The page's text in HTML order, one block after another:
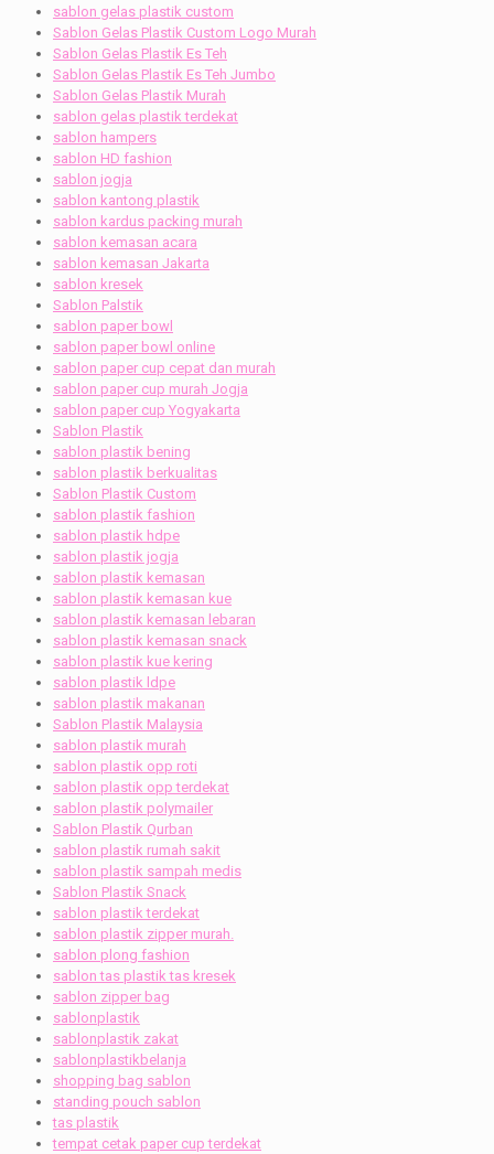
sablon gelas plastik custom
Sablon Gelas Plastik Custom Logo Murah
Sablon Gelas Plastik Es Teh
Sablon Gelas Plastik Es Teh Jumbo
Sablon Gelas Plastik Murah
sablon gelas plastik terdekat
sablon hampers
sablon HD fashion
sablon jogja
sablon kantong plastik
sablon kardus packing murah
sablon kemasan acara
sablon kemasan Jakarta
sablon kresek
Sablon Palstik
sablon paper bowl
sablon paper bowl online
sablon paper cup cepat dan murah
sablon paper cup murah Jogja
sablon paper cup Yogyakarta
Sablon Plastik
sablon plastik bening
sablon plastik berkualitas
Sablon Plastik Custom
sablon plastik fashion
sablon plastik hdpe
sablon plastik jogja
sablon plastik kemasan
sablon plastik kemasan kue
sablon plastik kemasan lebaran
sablon plastik kemasan snack
sablon plastik kue kering
sablon plastik ldpe
sablon plastik makanan
Sablon Plastik Malaysia
sablon plastik murah
sablon plastik opp roti
sablon plastik opp terdekat
sablon plastik polymailer
Sablon Plastik Qurban
sablon plastik rumah sakit
sablon plastik sampah medis
Sablon Plastik Snack
sablon plastik terdekat
sablon plastik zipper murah.
sablon plong fashion
sablon tas plastik tas kresek
sablon zipper bag
sablonplastik
sablonplastik zakat
sablonplastikbelanja
shopping bag sablon
standing pouch sablon
tas plastik
tempat cetak paper cup terdekat